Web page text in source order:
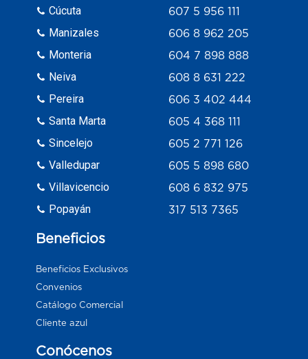
Cúcuta
Manizales
Monteria
Neiva
Pereira
Santa Marta
Sincelejo
Valledupar
Villavicencio
Popayán
607 5 956 111
606 8 962 205
604 7 898 888
608 8 631 222
606 3 402 444
605 4 368 111
605 2 771 126
605 5 898 680
608 6 832 975
317 513 7365
Beneficios
Beneficios Exclusivos
Convenios
Catálogo Comercial
Cliente azul
Conócenos